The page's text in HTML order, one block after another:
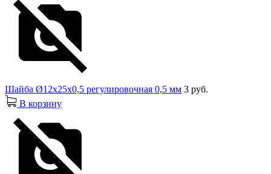
Шайба Ø12х25х0,5 регулировочная 0,5 мм 3 руб.
В корзину